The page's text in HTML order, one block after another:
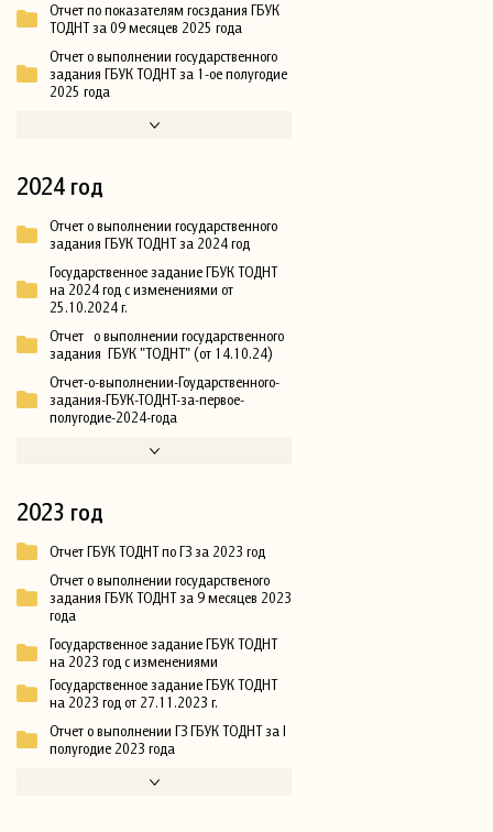
Отчет по показателям госздания ГБУК
ТОДНТ за 09 месяцев 2025 года
Отчет о выполнении государственного
задания ГБУК ТОДНТ за 1-ое полугодие
2025 года
2024 год
Отчет о выполнении государственного
задания ГБУК ТОДНТ за 2024 год
Государственное задание ГБУК ТОДНТ
на 2024 год с изменениями от
25.10.2024 г.
Отчет о выполнении государственного
задания ГБУК "ТОДНТ" (от 14.10.24)
Отчет-о-выполнении-Гоударственного-
задания-ГБУК-ТОДНТ-за-первое-
полугодие-2024-года
2023 год
Отчет ГБУК ТОДНТ по ГЗ за 2023 год
Отчет о выполнении государственого
задания ГБУК ТОДНТ за 9 месяцев 2023
года
Государственное задание ГБУК ТОДНТ
на 2023 год с изменениями
Государственное задание ГБУК ТОДНТ
на 2023 год от 27.11.2023 г.
Отчет о выполнении ГЗ ГБУК ТОДНТ за I
полугодие 2023 года